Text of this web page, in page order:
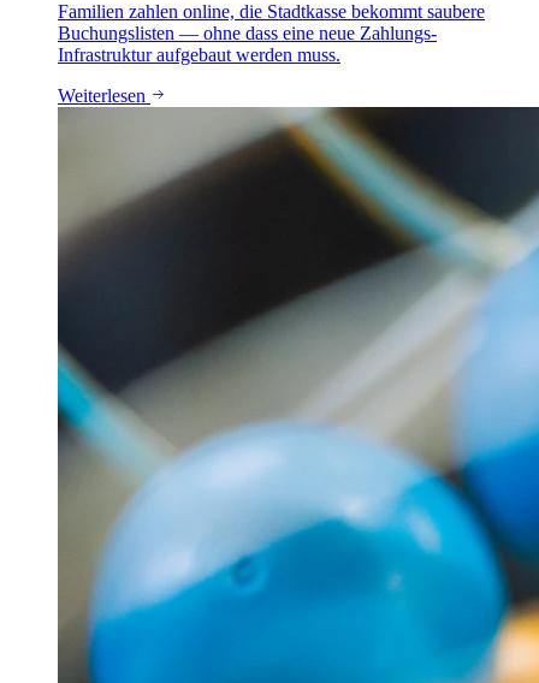
Familien zahlen online, die Stadtkasse bekommt saubere
Buchungslisten — ohne dass eine neue Zahlungs-
Infrastruktur aufgebaut werden muss.
Weiterlesen